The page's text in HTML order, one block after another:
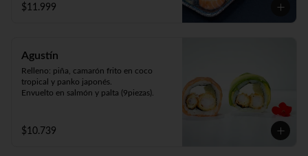
$11.999
Agustín
Relleno: piña, camarón frito en coco
tropical y panko japonés.
Envuelto en salmón y palta (9piezas).
$10.739